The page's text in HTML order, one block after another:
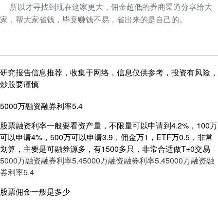
所以才寻找到现在这家更大，佣金超低的券商渠道分享给大
家，帮大家省钱，毕竟赚钱不易，省出来的是自己的。
研究报告信息推荐，收集于网络，信息仅供参考，投资有风险，
炒股要谨慎
5000万融资融券利率5.4
股票融资利率一般要看资产量，不限量可以申请到4.2%，100万
可以申请4%，500万可以申请3.9，佣金万1，ETF万0.5，非常
划算，主要是可融券源多，有1500多只，非常合适做T+0交易
5000万融资融券利率5.45000万融资融券利率5.45000万融资融
券利率5.4
股票佣金一般是多少